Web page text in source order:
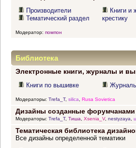
Производители
Тематический раздел
Книги и
крестику
Модератор: помпон
Библиотека
Электронные книги, журналы и
Книги по вышивке
Модераторы: Trefa_T, silica Rusa Sovietica
Дизайны созданные форумчанами
Модераторы: Trefa_T, Тиша, Xsenia_V, nestyzaya,
Тематическая библиотека
Все дизайны определенной тематики